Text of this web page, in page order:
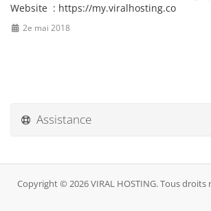
Website : https://my.viralhosting.co
2e mai 2018
Assistance
Copyright © 2026 VIRAL HOSTING. Tous droits